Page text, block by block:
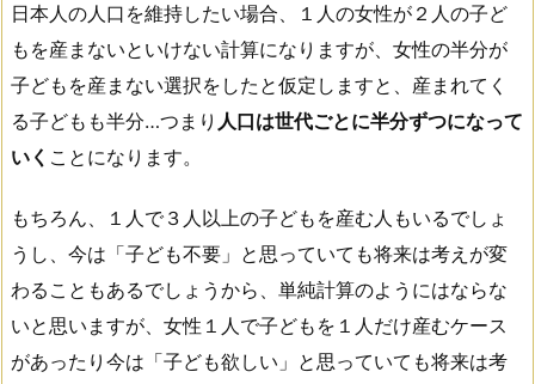
日本人の人口を維持したい場合、１人の女性が２人の子ど
もを産まないといけない計算になりますが、女性の半分が
子どもを産まない選択をしたと仮定しますと、産まれてく
る子どもも半分…つまり 人口は世代ごとに半分ずつになって
いく ことになります。
もちろん、１人で３人以上の子どもを産む人もいるでしょ
うし、今は「子ども不要」と思っていても将来は考えが変
わることもあるでしょうから、単純計算のようにはならな
いと思いますが、女性１人で子どもを１人だけ産むケース
があったり今は「子ども欲しい」と思っていても将来は考